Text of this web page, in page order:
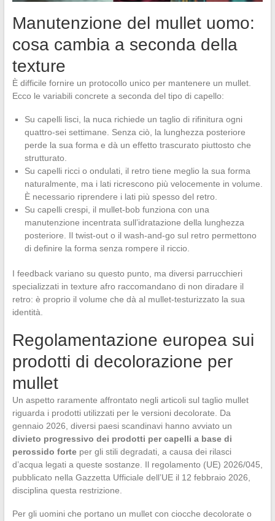
Manutenzione del mullet uomo:
cosa cambia a seconda della
texture
È difficile fornire un protocollo unico per mantenere un mullet.
Ecco le variabili concrete a seconda del tipo di capello:
Su capelli lisci, la nuca richiede un taglio di rifinitura ogni
quattro-sei settimane. Senza ciò, la lunghezza posteriore
perde la sua forma e dà un effetto trascurato piuttosto che
strutturato.
Su capelli ricci o ondulati, il retro tiene meglio la sua forma
naturalmente, ma i lati ricrescono più velocemente in volume.
È necessario riprendere i lati più spesso del retro.
Su capelli crespi, il mullet-bob funziona con una
manutenzione incentrata sull’idratazione della lunghezza
posteriore. Il twist-out o il wash-and-go sul retro permettono
di definire la forma senza rompere il riccio.
I feedback variano su questo punto, ma diversi parrucchieri
specializzati in texture afro raccomandano di non diradare il
retro: è proprio il volume che dà al mullet-testurizzato la sua
identità.
Regolamentazione europea sui
prodotti di decolorazione per
mullet
Un aspetto raramente affrontato negli articoli sul taglio mullet
riguarda i prodotti utilizzati per le versioni decolorate. Da
gennaio 2026, diversi paesi scandinavi hanno avviato un
divieto progressivo dei prodotti per capelli a base di
perossido forteper gli stili degradati, a causa dei rilasci
d’acqua legati a queste sostanze. Il regolamento (UE) 2026/045,
pubblicato nella Gazzetta Ufficiale dell’UE il 12 febbraio 2026,
disciplina questa restrizione.
Per gli uomini che portano un mullet con ciocche decolorate o